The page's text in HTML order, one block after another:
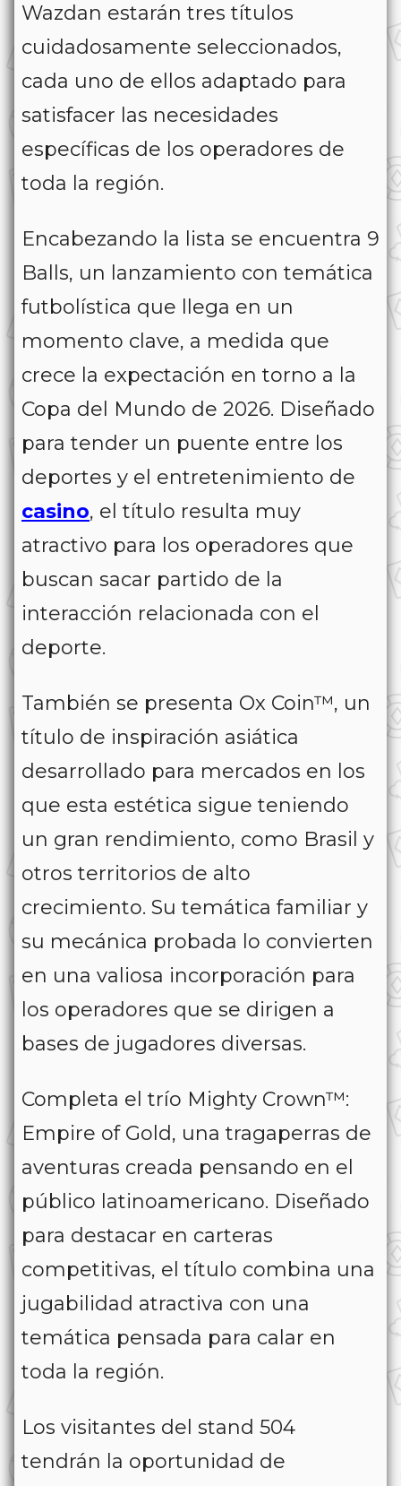
Wazdan estarán tres títulos
cuidadosamente seleccionados,
cada uno de ellos adaptado para
satisfacer las necesidades
específicas de los operadores de
toda la región.
Encabezando la lista se encuentra 9
Balls, un lanzamiento con temática
futbolística que llega en un
momento clave, a medida que
crece la expectación en torno a la
Copa del Mundo de 2026. Diseñado
para tender un puente entre los
deportes y el entretenimiento de
casino, el título resulta muy
atractivo para los operadores que
buscan sacar partido de la
interacción relacionada con el
deporte.
También se presenta Ox Coin™, un
título de inspiración asiática
desarrollado para mercados en los
que esta estética sigue teniendo
un gran rendimiento, como Brasil y
otros territorios de alto
crecimiento. Su temática familiar y
su mecánica probada lo convierten
en una valiosa incorporación para
los operadores que se dirigen a
bases de jugadores diversas.
Completa el trío Mighty Crown™:
Empire of Gold, una tragaperras de
aventuras creada pensando en el
público latinoamericano. Diseñado
para destacar en carteras
competitivas, el título combina una
jugabilidad atractiva con una
temática pensada para calar en
toda la región.
Los visitantes del stand 504
tendrán la oportunidad de